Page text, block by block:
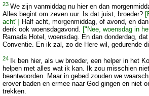
23 We zijn vanmiddag nu hier en dan
Alles begint om zeven uur. Is dat juist, broeder?
acht"] Half acht, morgenmiddag, of avond, en
denk ook woensdagavond. ["Nee, woensdag in
Ramada Hotel, woensdag. En dan donderdag,
Conventie. En ik zal, zo de Here wil, gedurende
24
Ik ben hier, als uw broeder, een helper in het
helpen met alles wat ik kan. Ik zou misschien
beantwoorden. Maar in gebed zouden we
erover baden en ermee naar God gingen en niet
trekken.